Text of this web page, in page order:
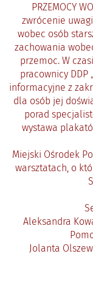
PRZEMOCY
zwrócenie
wobec osób
zachowania
przemoc. W
pracownicy
informacyjne z
dla osób jej
porad
wystawa
Miejski Ośrodek
warsztatach, o
Aleksandra
Jolanta